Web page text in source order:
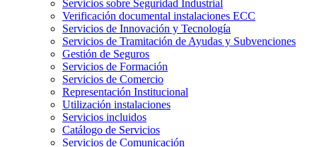
Servicios sobre Seguridad Industrial
Verificación documental instalaciones ECC
Servicios de Innovación y Tecnología
Servicios de Tramitación de Ayudas y Subvenciones
Gestión de Seguros
Servicios de Formación
Servicios de Comercio
Representación Institucional
Utilización instalaciones
Servicios incluidos
Catálogo de Servicios
Servicios de Comunicación